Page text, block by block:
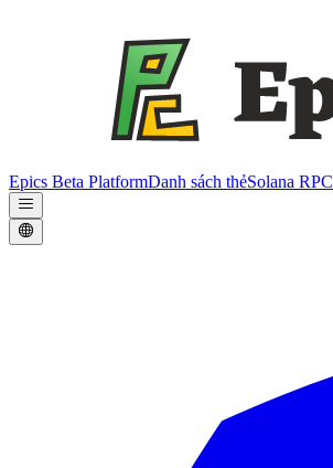
Epics Beta PlatformDanh sách thẻSolana RPC